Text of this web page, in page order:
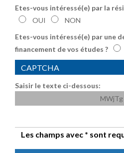
Etes-vous intéressé(e) par la
OUI
NON
Etes-vous intéressé(e) par une
financement de vos études ?
CAPTCHA
Saisir le texte ci-dessous:
MWjTg
Les champs avec * sont